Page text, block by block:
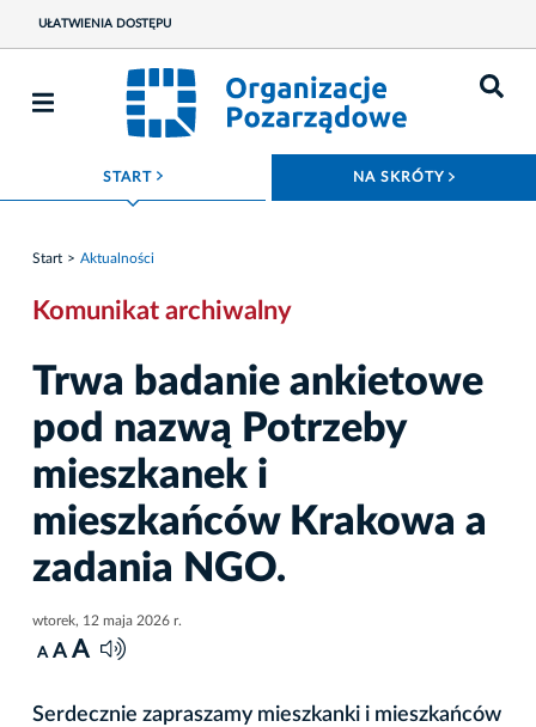
UŁATWIENIA DOSTĘPU
START ROZWIŃ MENU NA SKRÓTY
Start Aktualności
Komunikat archiwalny
Trwa badanie ankietowe
pod nazwą Potrzeby
mieszkanek i
mieszkańców Krakowa a
zadania NGO.
wtorek, 12 maja 2026 r.
A A A
Serdecznie zapraszamy mieszkanki i mieszkańców